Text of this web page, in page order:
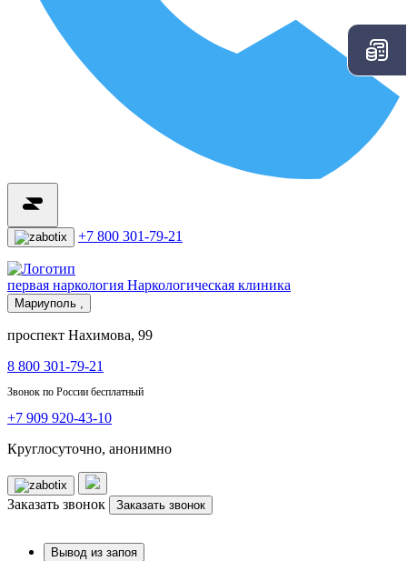
+7 800 301-79-21
первая наркология Наркологическая клиника
Мариуполь ,
проспект Нахимова, 99
8 800 301-79-21
Звонок по России бесплатный
+7 909 920-43-10
Круглосуточно, анонимно
Заказать звонок Заказать звонок
Вывод из запоя